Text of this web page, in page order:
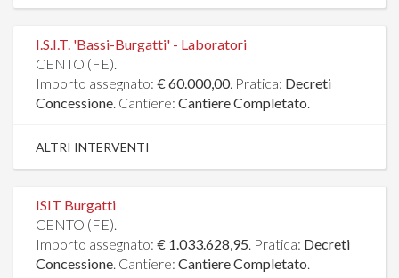
I.S.I.T. 'Bassi-Burgatti' - Laboratori
CENTO (FE).
Importo assegnato: € 60.000,00. Pratica: Decreti
Concessione. Cantiere: Cantiere Completato.
ALTRI INTERVENTI
ISIT Burgatti
CENTO (FE).
Importo assegnato: € 1.033.628,95. Pratica: Decreti
Concessione. Cantiere: Cantiere Completato.